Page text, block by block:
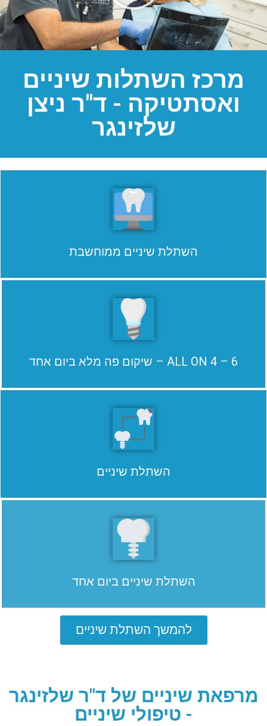
מרכז השתלות שיניים
ואסתטיקה - ד"ר ניצן
שלזינגר
השתלת שיניים ממוחשבת
ALL ON 4 – 6 – שיקום פה מלא ביום אחד
השתלת שיניים
השתלת שיניים ביום אחד
להמשך השתלת שיניים
מרפאת שיניים של ד"ר שלזינגר
- טיפולי שיניים